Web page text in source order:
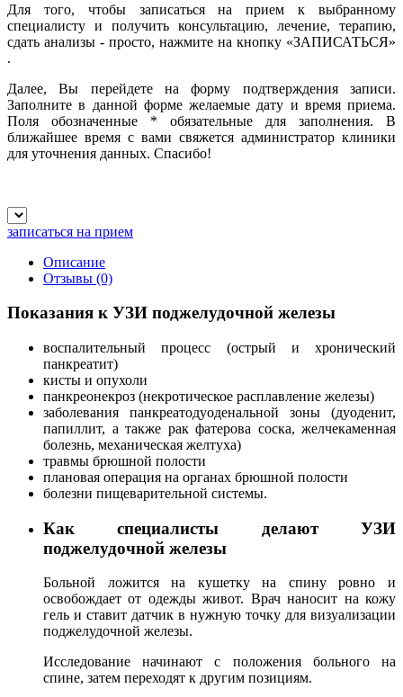
Для того, чтобы записаться на прием к выбранному
специалисту и получить консультацию, лечение, терапию,
сдать анализы - просто, нажмите на кнопку «ЗАПИСАТЬСЯ»
.
Далее, Вы перейдете на форму подтверждения записи.
Заполните в данной форме желаемые дату и время приема.
Поля обозначенные * обязательные для заполнения. В
ближайшее время с вами свяжется администратор клиники
для уточнения данных. Спасибо!
записаться на прием
Описание
Отзывы (0)
Показания к УЗИ поджелудочной железы
воспалительный процесс (острый и хронический
панкреатит)
кисты и опухоли
панкреонекроз (некротическое расплавление железы)
заболевания панкреатодуоденальной зоны (дуоденит,
папиллит, а также рак фатерова соска, желчекаменная
болезнь, механическая желтуха)
травмы брюшной полости
плановая операция на органах брюшной полости
болезни пищеварительной системы.
Как специалисты делают УЗИ
поджелудочной железы
Больной ложится на кушетку на спину ровно и
освобождает от одежды живот. Врач наносит на кожу
гель и ставит датчик в нужную точку для визуализации
поджелудочной железы.
Исследование начинают с положения больного на
спине, затем переходят к другим позициям.